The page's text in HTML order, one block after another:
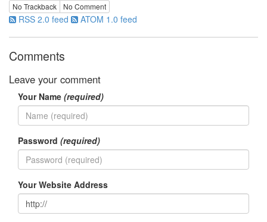
No Trackback No Comment
RSS 2.0 feed ATOM 1.0 feed
Comments
Leave your comment
Your Name (required)
Password (required)
Your Website Address